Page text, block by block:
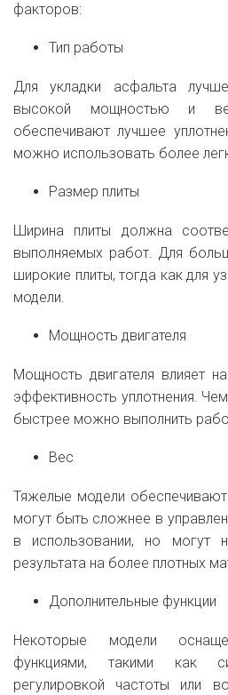
факторов:
Тип работы
Для укладки асфальта
высокой мощностью и
обеспечивают лучшее
можно использовать более
Размер плиты
Ширина плиты должна
выполняемых работ. Для
широкие плиты, тогда как для
модели.
Мощность двигателя
Мощность двигателя влияет
эффективность уплотнения.
быстрее можно выполнить
Вес
Тяжелые модели
могут быть сложнее в
в использовании, но могут
результата на более плотных
Дополнительные функции
Некоторые модели
функциями, такими как
регулировкой частоты или